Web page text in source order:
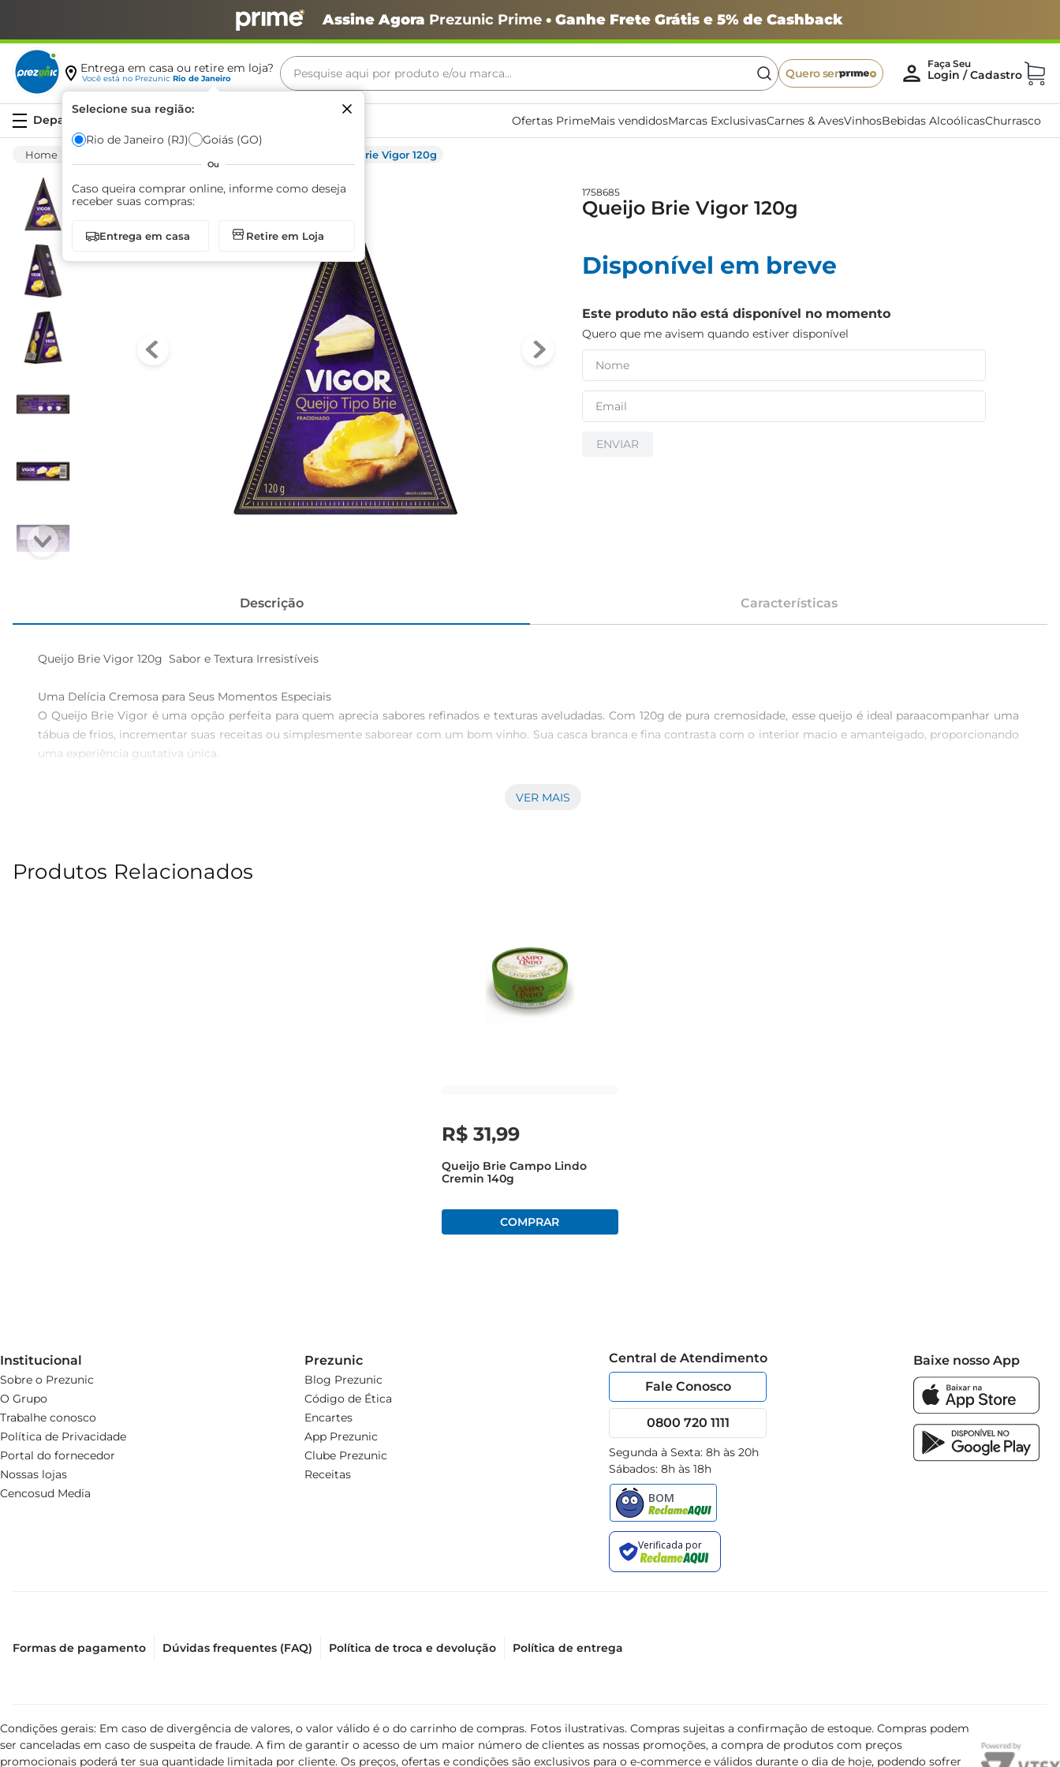
Assine Agora Prezunic Prime• Ganhe Frete Grátis e 5% de Cashback
Entrega em casa ou retire em loja?
Você está no Prezunic Rio de Janeiro
Selecione sua região:
Rio de Janeiro (RJ) Goiás (GO)
Ou
Caso queira comprar online, informe como deseja
receber suas compras:
Entrega em casa Retire em Loja
Pesquise aqui por produto e/ou marca...
Quero ser
Ofertas PrimeMais vendidosMarcas ExclusivasCarnes & AvesVinhosBebidas AlcoólicasChurrasco
Queijo Brie Vigor 120g
1758685
Queijo Brie Vigor 120g
Disponível em breve
Este produto não está disponível no momento
Quero que me avisem quando estiver disponível
ENVIAR
Descrição Características
Queijo Brie Vigor 120g  Sabor e Textura Irresistíveis
Uma Delícia Cremosa para Seus Momentos Especiais
O Queijo Brie Vigor é uma opção perfeita para quem aprecia sabores refinados e texturas aveludadas. Com 120g de pura cremosidade, esse queijo é ideal paraacompanhar uma
tábua de frios, incrementar suas receitas ou simplesmente saborear com um bom vinho. Sua casca branca e fina contrasta com o interior macio e amanteigado, proporcionando
uma experiência gustativa única.
O Queijo Brie Vigor é uma fonte de proteínas e cálcio, contribuindo para uma alimentação equilibrada. É importante considerar as porções adequadas para desfrutar de todos os
seus benefícios. Ao incluir esse queijo em sua dieta, você traz um toque especial e saboroso às suas refeições.
VER MAIS
Produtos Relacionados
R$ 31,99
Queijo Brie Campo Lindo
Cremin 140g
Institucional
Sobre o Prezunic
O Grupo
Trabalhe conosco
Política de Privacidade
Portal do fornecedor
Nossas lojas
Cencosud Media
Prezunic
Blog Prezunic
Código de Ética
Encartes
App Prezunic
Clube Prezunic
Receitas
Central de Atendimento
Fale Conosco
0800 720 1111
Segunda à Sexta: 8h às 20h
Sábados: 8h às 18h
Baixe nosso App
Formas de pagamento Dúvidas frequentes (FAQ) Política de troca e devolução Política de entrega
Condições gerais: Em caso de divergência de valores, o valor válido é o do carrinho de compras. Fotos ilustrativas. Compras sujeitas a confirmação de estoque. Compras podem
ser canceladas em caso de suspeita de fraude. A fim de garantir o acesso de um maior número de clientes as nossas promoções, a compra de produtos com preços
promocionais poderá ter sua quantidade limitada por cliente. Os preços, ofertas e condições são exclusivos para o e-commerce e válidos durante o dia de hoje, podendo sofrer
Termos mais buscados
café
biscoito
azeite
arroz
iogurte
papel higiênico
cerveja